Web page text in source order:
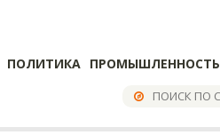
ПОЛИТИКА ПРОМЫШЛЕННОСТЬ